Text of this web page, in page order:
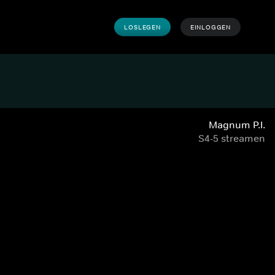
LOSLEGEN EINLOGGEN
Magnum P.I.
S4-5 streamen